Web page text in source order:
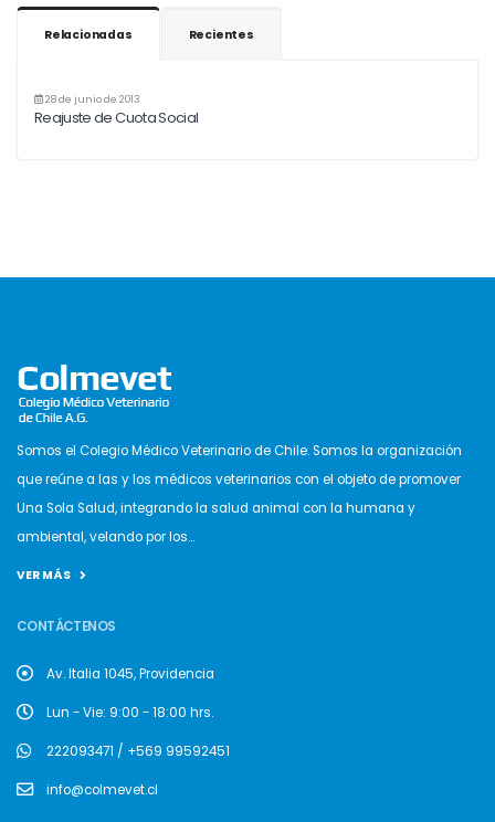
Relacionadas Recientes
28 de junio de 2013
Reajuste de Cuota Social
Somos el Colegio Médico Veterinario de Chile. Somos la organización
que reúne a las y los médicos veterinarios con el objeto de promover
Una Sola Salud, integrando la salud animal con la humana y
ambiental, velando por los...
VER MÁS
CONTÁCTENOS
Av. Italia 1045, Providencia
Lun - Vie: 9:00 - 18:00 hrs.
222093471 / +569 99592451
info@colmevet.cl